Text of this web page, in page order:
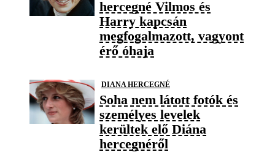
hercegné Vilmos és
Harry kapcsán
megfogalmazott, vagyont
érő óhaja
DIANA HERCEGNÉ
Soha nem látott fotók és
személyes levelek
kerültek elő Diána
hercegnéről